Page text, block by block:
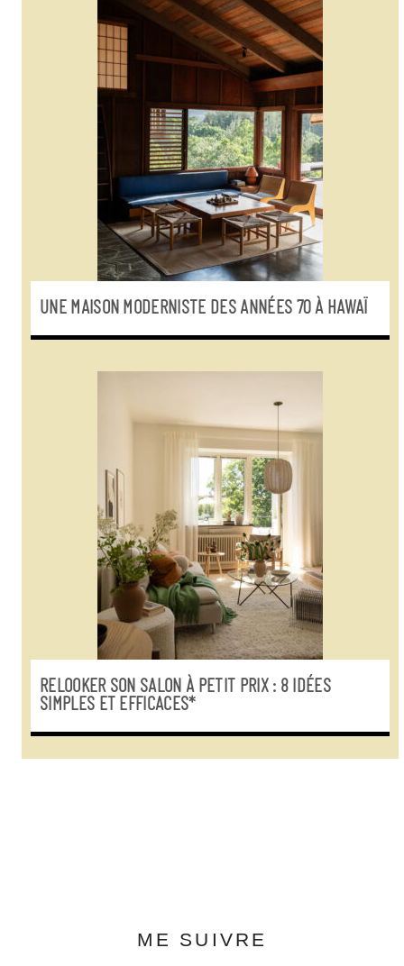
UNE MAISON MODERNISTE DES ANNÉES 70 À HAWAÏ
RELOOKER SON SALON À PETIT PRIX : 8 IDÉES
SIMPLES ET EFFICACES*
ME SUIVRE